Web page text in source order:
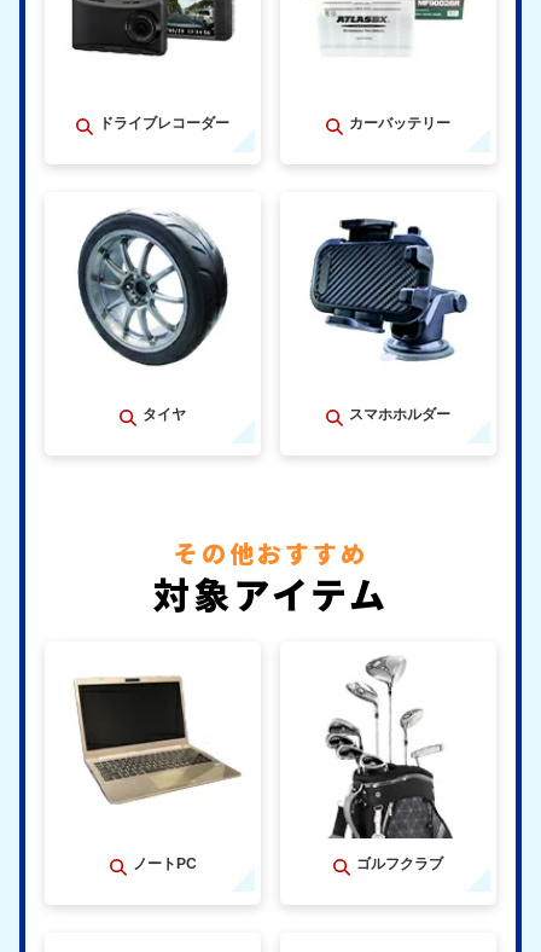
ドライブレコーダー カーバッテリー
タイヤ スマホホルダー
その他おすすめ
対象アイテム
ノートPC ゴルフクラブ